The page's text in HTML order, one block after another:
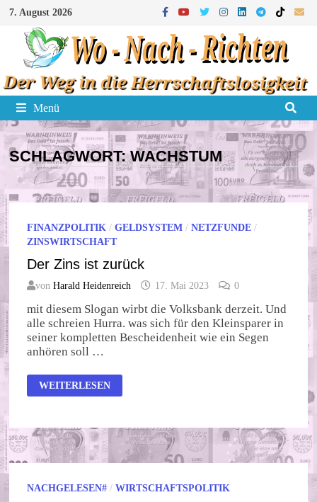
Zum
Inhalt
springen
7. August 2026
Menü
SCHLAGWORT:WACHSTUM
FINANZPOLITIK /GELDSYSTEM /NETZFUNDE /
ZINSWIRTSCHAFT
Der Zins ist zurück
vonHarald Heidenreich 17. Mai 2023 0
mit diesem Slogan wirbt die Volksbank derzeit. Und
alle schreien Hurra. was sich für den Kleinsparer in
seiner kompletten Bescheidenheit wie ein Segen
anhören soll …
DER
ZINS
WEITERLESEN
NACHGELESEN# /WIRTSCHAFTSPOLITIK